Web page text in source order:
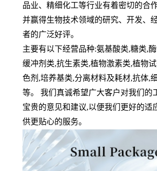
品业、精细化工等行业有着密切的合
并赢得生物技术领域的研究、开发、
者的广泛好评。
主要有以下经营品种:氨基酸类,糖类,
缓冲剂类,抗生素类,植物激素类,植物
色剂 ,培养基类,分离材料及耗材,抗体,
等。 我们真诚希望广大客户对我们的
宝贵的意见和建议,以便我们更好的适
供更贴心的服务。